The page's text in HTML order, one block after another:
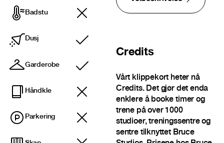
Badstu
Dusj
Inkludert
Garderobe
Inkludert
Håndkle
Parkering
Credits
Vårt klippekort heter nå
Credits. Det gjør det enda
enklere å booke timer og
trene på over 1000
studioer, treningssentre og
sentre tilknyttet Bruce